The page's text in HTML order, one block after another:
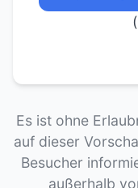
Es ist ohne
auf dieser
Besucher
außerhalb